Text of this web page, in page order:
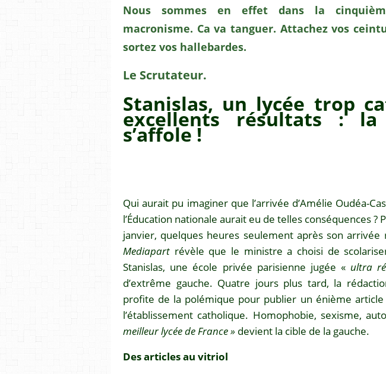
Nous sommes en effet dans la
macronisme. Ca va tanguer. Attachez vos
sortez vos hallebardes.
Le Scrutateur.
Stanislas, un lycée trop
excellents résultats : la
s’affole !
Qui aurait pu imaginer que l’arrivée d’Amélie Oudéa-
l’Éducation nationale aurait eu de telles conséquences ?
janvier, quelques heures seulement après son arrivée
Mediapart révèle que le ministre a choisi de
Stanislas, une école privée parisienne jugée « ultra
d’extrême gauche. Quatre jours plus tard, la
profite de la polémique pour publier un énième article
l’établissement catholique. Homophobie, sexisme,
meilleur lycée de France » devient la cible de la gauche.
Des articles au vitriol